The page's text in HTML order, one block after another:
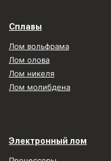
Сплавы
Лом вольфрама
Лом олова
Лом никеля
Лом молибдена
Электронный лом